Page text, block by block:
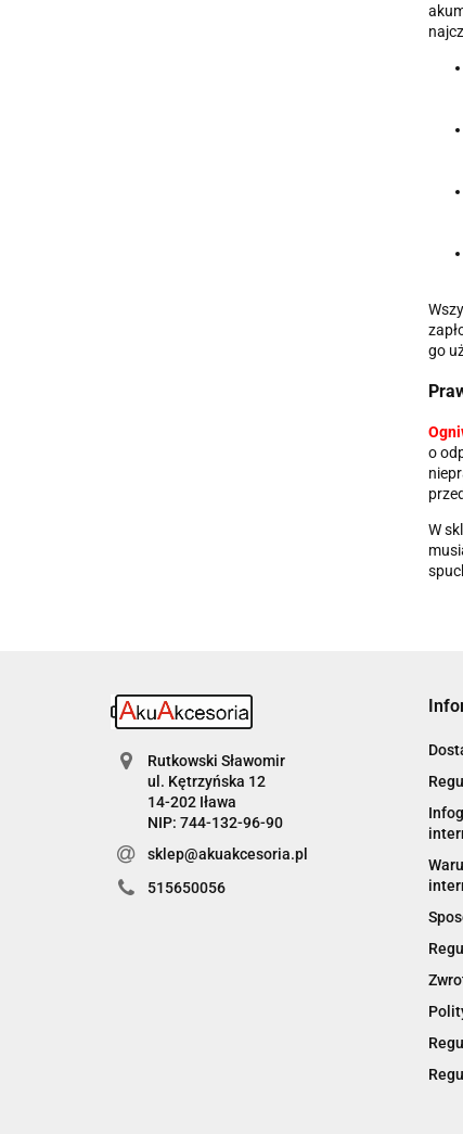
go
o
W
Rutkowski Sławomir
ul. Kętrzyńska 12
14-202 Iława
NIP: 744-132-96-90
sklep@akuakcesoria.pl
515650056